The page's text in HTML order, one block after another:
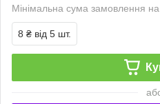
Мінімальна сума замовлення
8 ₴ від 5 шт.